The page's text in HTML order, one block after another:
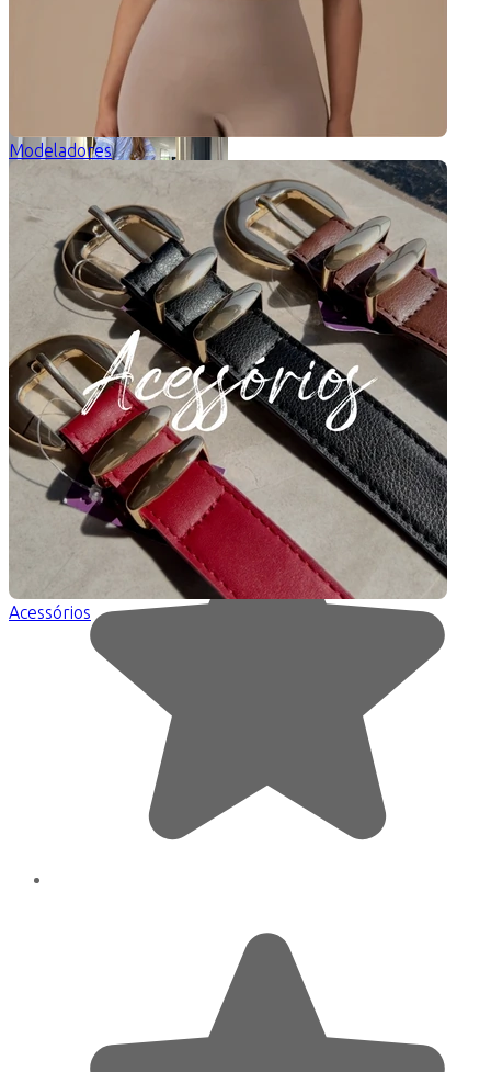
Modeladores
Acessórios
Vestido Listrado Soraia
5 de 5